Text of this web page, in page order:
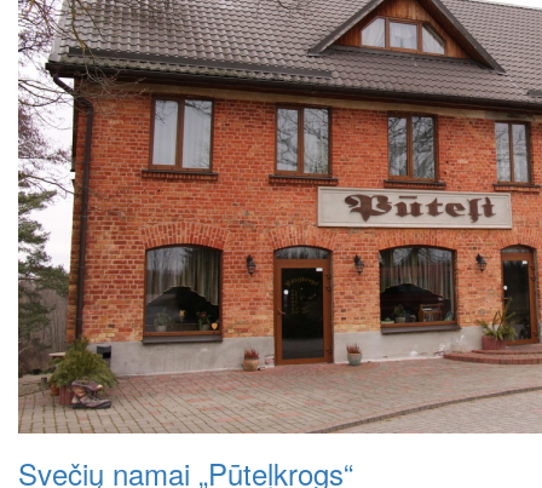
Svečių namai „Pūteļkrogs“